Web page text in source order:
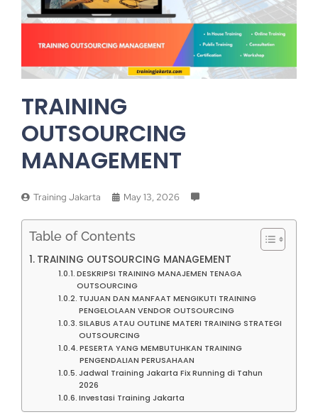
TRAINING
OUTSOURCING
MANAGEMENT
Training Jakarta May 13, 2026
Table of Contents
TRAINING OUTSOURCING MANAGEMENT
DESKRIPSI TRAINING MANAJEMEN TENAGA
OUTSOURCING
TUJUAN DAN MANFAAT MENGIKUTI TRAINING
PENGELOLAAN VENDOR OUTSOURCING
SILABUS ATAU OUTLINE MATERI TRAINING STRATEGI
OUTSOURCING
PESERTA YANG MEMBUTUHKAN TRAINING
PENGENDALIAN PERUSAHAAN
Jadwal Training Jakarta Fix Running di Tahun
2026
Investasi Training Jakarta